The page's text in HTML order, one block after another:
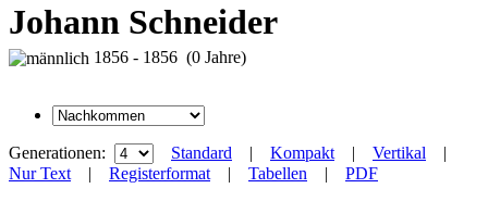
Johann Schneider
1856 - 1856 (0 Jahre)
Generationen: Standard | Kompakt | Vertikal |
Nur Text | Registerformat | Tabellen | PDF